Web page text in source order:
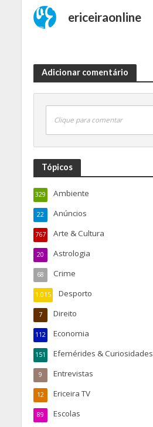
ericeiraonline
Adicionar comentário
Clique para comentar
Tópicos
Ambiente
329
Anúncios
22
Arte & Cultura
767
Astrologia
20
Crime
68
Desporto
1.015
Direito
7
Economia
112
Efemérides & Curiosidades
151
Entrevistas
9
Ericeira TV
12
Escolas
89